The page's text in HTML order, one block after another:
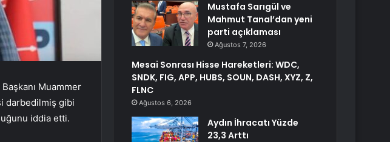
Muammer
darbedilmiş gibi
iddia etti.
Mustafa Sarıgül ve
Mahmut Tanal’dan yeni
parti açıklaması
Ağustos 7, 2026
Mesai Sonrası Hisse Hareketleri: WDC,
SNDK, FIG, APP, HUBS, SOUN, DASH, XYZ, Z,
FLNC
Ağustos 6, 2026
Aydın İhracatı Yüzde
23,3 Arttı